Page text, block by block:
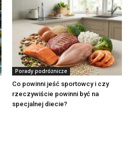
Porady podróżnicze
Co powinni jeść sportowcy i czy
rzeczywiście powinni być na
specjalnej diecie?